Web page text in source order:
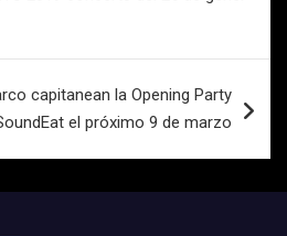
capitanean la Opening Party
el próximo 9 de marzo